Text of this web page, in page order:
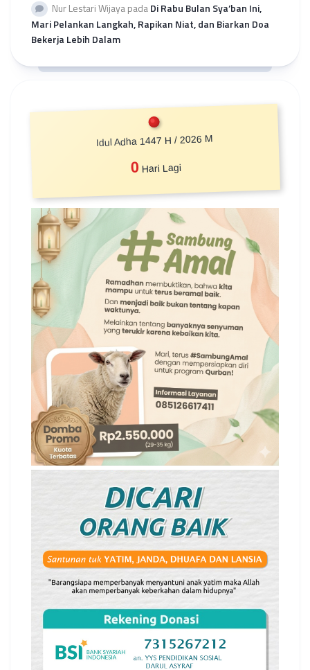
Nur Lestari WijayapadaDi Rabu Bulan Sya’ban Ini,
Mari Pelankan Langkah, Rapikan Niat, dan Biarkan Doa
Bekerja Lebih Dalam
Idul Adha 1447 H / 2026 M
0 Hari Lagi